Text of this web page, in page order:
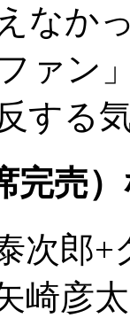
なか
ァン
する
完売
次郎
崎彦